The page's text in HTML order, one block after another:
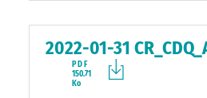
2022-01-31
PDF
150.71
Ko